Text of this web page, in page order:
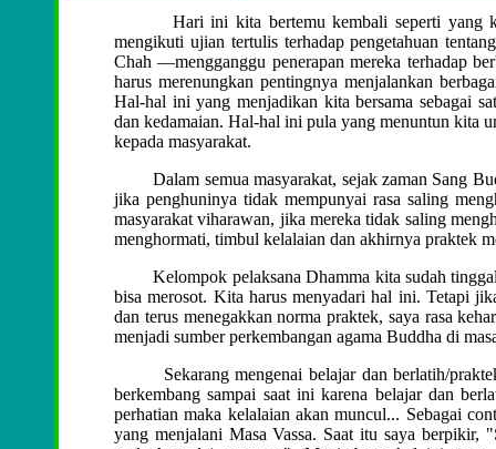
Hari ini kita bertemu kembali seperti yang
mengikuti ujian tertulis terhadap pengetahuan
Chah —mengganggu penerapan mereka terhadap
harus merenungkan pentingnya menjalankan
Hal-hal ini yang menjadikan kita bersama sebagai
dan kedamaian. Hal-hal ini pula yang menuntun kita
kepada masyarakat.
Dalam semua masyarakat, sejak zaman Sang
jika penghuninya tidak mempunyai rasa saling
masyarakat viharawan, jika mereka tidak saling
menghormati, timbul kelalaian dan akhirnya praktek
Kelompok pelaksana Dhamma kita sudah tinggal
bisa merosot. Kita harus menyadari hal ini. Tetapi
dan terus menegakkan norma praktek, saya rasa
menjadi sumber perkembangan agama Buddha di
Sekarang mengenai belajar dan berlatih/
berkembang sampai saat ini karena belajar dan
perhatian maka kelalaian akan muncul... Sebagai
yang menjalani Masa Vassa. Saat itu saya